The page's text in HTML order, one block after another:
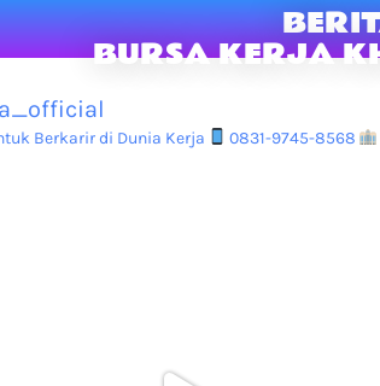
BURSA KERJA
Berkarir di Dunia Kerja 0831-9745-8568